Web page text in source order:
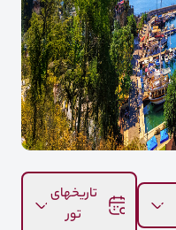
تاریخهای
تور